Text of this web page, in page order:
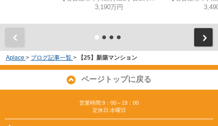
3,190万円
Aplace > ブログ記事一覧 > 【25】新築マンション
ページトップに戻る
営業時間:9：00～19：00
定休日:水曜日